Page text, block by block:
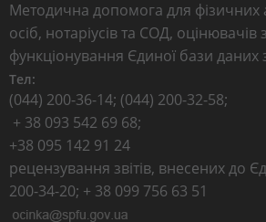
Методична допомога для
осіб, нотаріусів та СОД, оцінювачів
функціонування Єдиної бази даних
Тел:
(044) 200-36-14; (044) 200-32-58;
+ 38 093 542 69 68;
+38 095 142 91 24
рецензування звітів, внесених до
200-34-20; + 38 099 756 63 51